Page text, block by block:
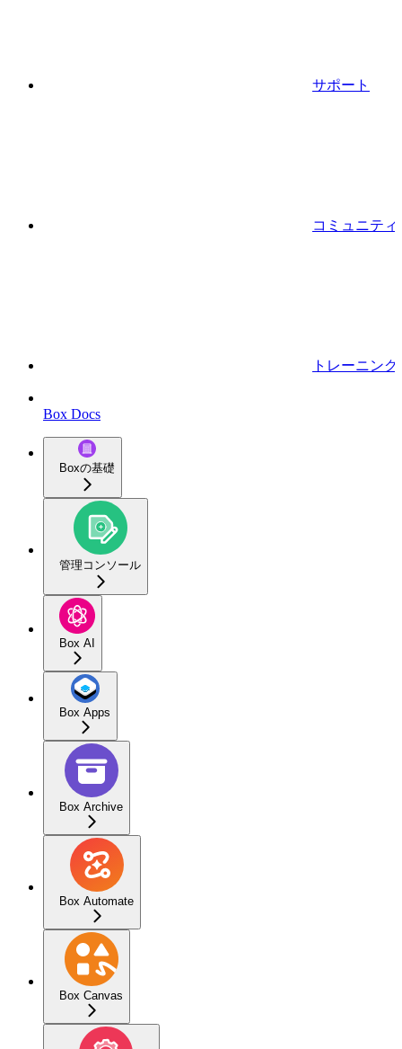
サポート
コミュニティ
トレーニング
Box Docs
Boxの基礎
管理コンソール
Box AI
Box Apps
Box Archive
Box Automate
Box Canvas